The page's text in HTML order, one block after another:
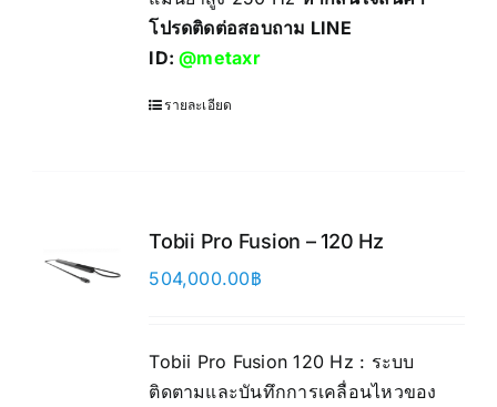
โปรดติดต่อสอบถาม LINE
ID:@metaxr
รายละเอียด
Tobii Pro Fusion – 120 Hz
504,000.00฿
Tobii Pro Fusion 120 Hz : ระบบ
ติดตามและบันทึกการเคลื่อนไหวของ